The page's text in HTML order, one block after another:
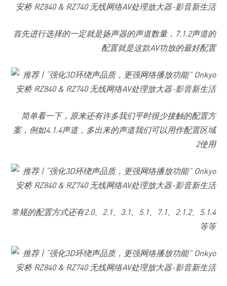
首先进行选择的一定就是扬声器的声道数量，7.1.2声道的
配置就是这款AV功放的最好配置
简单看一下，原来还有许多我们平时很少接触的配置方
案，例如4.1.4声道，多出来的声道我们可以用作配置区域
2使用
常规的配置方式还有2.0、2.1、3.1、5.1、7.1、2.1.2、5.1.4
等等